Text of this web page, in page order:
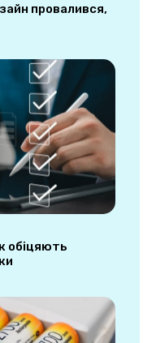
провалився,
обіцяють